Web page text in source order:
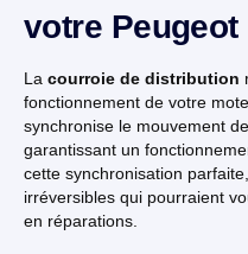
votre Peugeot
La courroie de distribution
fonctionnement de votre
synchronise le mouvement
garantissant un
cette synchronisation
irréversibles qui pourraient
en réparations.